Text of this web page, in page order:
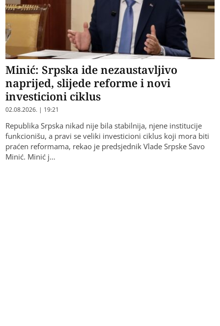
Minić: Srpska ide nezaustavljivo
naprijed, slijede reforme i novi
investicioni ciklus
02.08.2026. | 19:21
Republika Srpska nikad nije bila stabilnija, njene institucije
funkcionišu, a pravi se veliki investicioni ciklus koji mora biti
praćen reformama, rekao je predsjednik Vlade Srpske Savo
Minić. Minić j…